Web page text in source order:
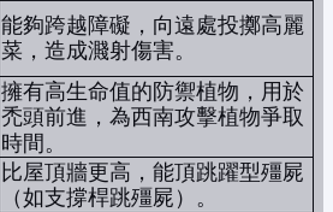
能夠跨越障礙，向遠處投擲高麗
菜，造成濺射傷害。
擁有高生命值的防禦植物，用於
禿頭前進，為西南攻擊植物爭取
時間。
比屋頂牆更高，能頂跳躍型殭屍
（如支撐桿跳殭屍）。